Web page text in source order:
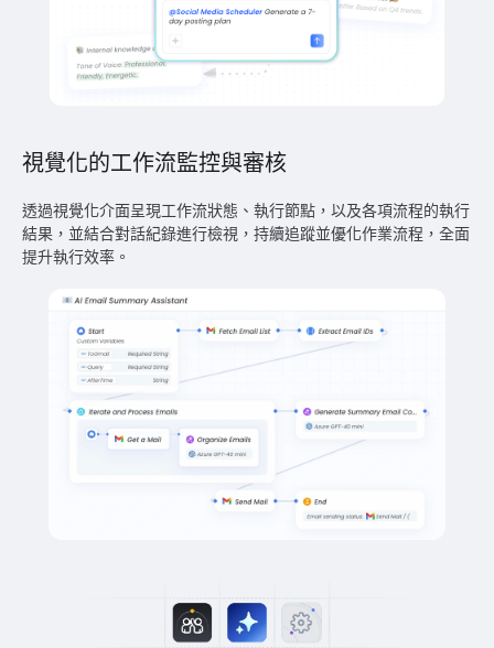
視覺化的工作流監控與審核
透過視覺化介面呈現工作流狀態、執行節點，以及各項流程的執行
結果，並結合對話紀錄進行檢視，持續追蹤並優化作業流程，全面
提升執行效率。